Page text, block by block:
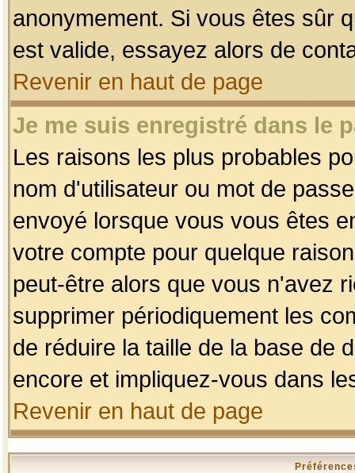
anonymement. Si vous êtes sûr
est valide, essayez alors de
Revenir en haut de page
Je me suis enregistré dans le
Les raisons les plus probables
nom d'utilisateur ou mot de
envoyé lorsque vous vous êtes
votre compte pour quelque
peut-être alors que vous n'avez
supprimer périodiquement les
de réduire la taille de la base de
encore et impliquez-vous dans
Revenir en haut de page